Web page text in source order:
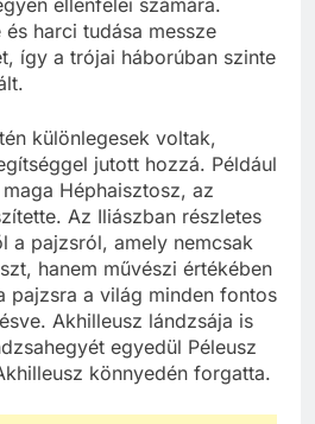
harci tudása messze
így a trójai háborúban szinte
különlegesek voltak,
jutott hozzá. Például
Héphaisztosz, az
Az Iliászban részletes
a pajzsról, amely nemcsak
hanem művészi értékében
pajzsra a világ minden fontos
Akhilleusz lándzsája is
egyedül Péleusz
könnyedén forgatta.